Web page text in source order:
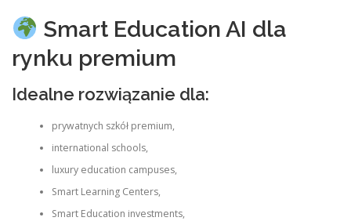
Smart Education AI dla
rynku premium
Idealne rozwiązanie dla:
prywatnych szkół premium,
international schools,
luxury education campuses,
Smart Learning Centers,
Smart Education investments,